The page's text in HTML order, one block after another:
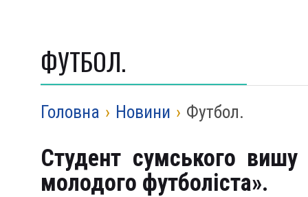
ФУТБОЛ.
Головна › Новини › Футбол.
Студент сумського
молодого футболіста».